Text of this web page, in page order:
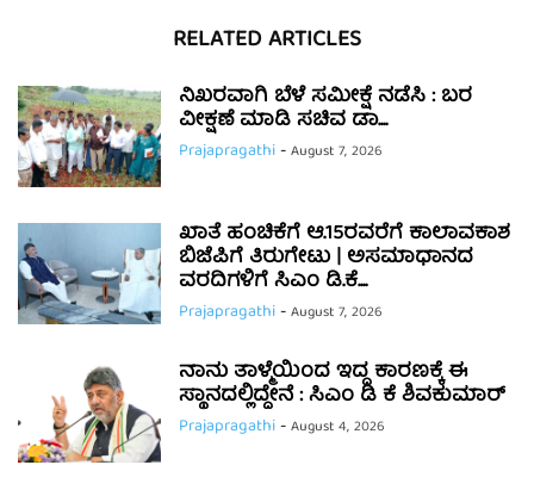
RELATED ARTICLES
ನಿಖರವಾಗಿ ಬೆಳೆ ಸಮೀಕ್ಷೆ ನಡೆಸಿ : ಬರ
ವೀಕ್ಷಣೆ ಮಾಡಿ ಸಚಿವ ಡಾ....
Prajapragathi-August 7, 2026
ಖಾತೆ ಹಂಚಿಕೆಗೆ ಆ.15ರವರೆಗೆ ಕಾಲಾವಕಾಶ
ಬಿಜೆಪಿಗೆ ತಿರುಗೇಟು | ಅಸಮಾಧಾನದ
ವರದಿಗಳಿಗೆ ಸಿಎಂ ಡಿ.ಕೆ....
Prajapragathi-August 7, 2026
ನಾನು ತಾಳ್ಮೆಯಿಂದ ಇದ್ದ ಕಾರಣಕ್ಕೆ ಈ
ಸ್ಥಾನದಲ್ಲಿದ್ದೇನೆ : ಸಿಎಂ ಡಿ ಕೆ ಶಿವಕುಮಾರ್
Prajapragathi-August 4, 2026